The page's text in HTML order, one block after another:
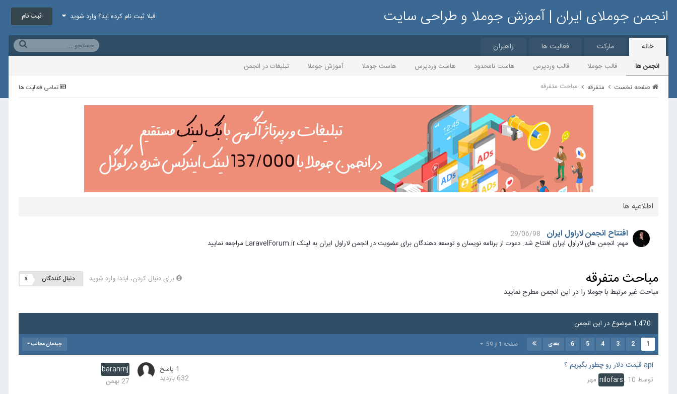
انجمن جوملای ایران | آموزش جوملا و طراحی سایت قبلا ثبت نام کرده اید؟ وارد شوید ثبت نام
خانه
انجمن ها قالب جوملا قالب وردپرس هاست نامحدود هاست وردپرس هاست جوملا آموزش جوملا تبلیغات در انجمن
مارکت فعالیت ها راهبران
تمامی فعالیت ها صفحه نخست متفرقه مباحث متفرقه
اطلاعیه ها
افتتاح انجمن لاراول ایران
29/06/98
مهم: انجمن های لاراول ایران افتتاح شد. دعوت از برنامه نویسان و توسعه دهندگان برای عضویت در انجمن لاراول ایران به لینک LaravelForum.ir مراجعه نمایید
مباحث متفرقه برای دنبال کردن، ابتدا وارد شوید دنبال کنندگان 3
مباحث غیر مرتبط با جوملا را در این انجمن مطرح نمایید
1,470 موضوع در این انجمن
چیدمان مطالب 1
2
3
4
5
6 بعدی صفحه 1 از 59
api قیمت دلار رو چطور بگیریم ؟
توسط nilofars, 10 مهر
1 پاسخ
632 بازدید
baranrnj
27 بهمن